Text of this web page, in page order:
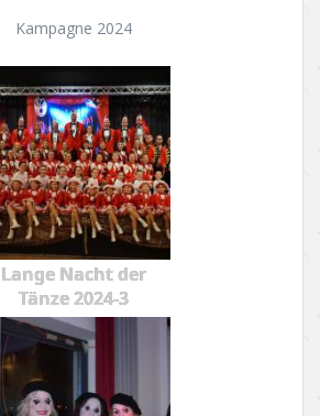
Kampagne 2024
Lange Nacht der
Tänze 2024-3